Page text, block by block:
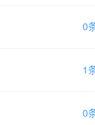
0
1
0